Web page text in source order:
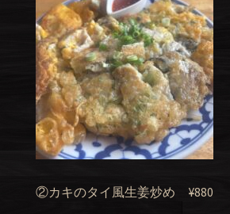
②カキのタイ風生姜炒め ¥880